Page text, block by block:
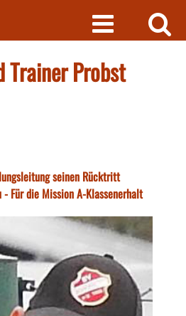
Trainer Probst
seinen Rücktritt
Für die Mission A-Klassenerhalt